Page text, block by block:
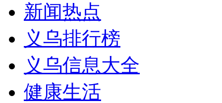
新闻热点
义乌排行榜
义乌信息大全
健康生活